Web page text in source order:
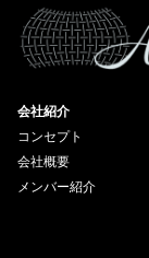
会社紹介
コンセプト
会社概要
メンバー紹介